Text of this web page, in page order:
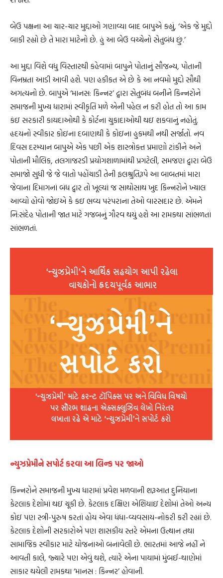
બેઉ પક્ષના આ ચાર-ચાર મુદ્દાઓ ગણાવ્યા બાદ બાપુએ કહ્યું, ‘એક જે મુદ્દો
બાકી રહ્યો છે તે મારા માટેનો છે. હું આ બેઉ વચ્ચેનો સેતુબંધ છું.’
આ મુદ્દા વિશે વધુ વિસ્તારથી કહેવામાં બાપુને પોતાનું સૌજન્ય, પોતાની
વિનમ્રતા આડી આવી હશે. પણ હકીકત એ છે કે આ નવમો મુદ્દો સૌથી
અગત્યનો છે. બાપુએ ‘માનસ: કિન્નર’ દ્વારા સેતુબંધ બનીને કિન્નરોને
સમાજની મુખ્ય ધારામાં સ્વીકૃતિ મળે એની પહેલ ન કરી હોત તો આ કામ
કંઇ સરકારી કાયદાઓથી કે કોર્ટના ચુકાદાઓથી થઇ શકવાનું નહોતું.
હૃદયનો સ્વીકાર કોઇના દબાણથી કે કોઇના હુકમથી નથી સર્જાતો. નવ
દિવસ દરમ્યાન બાપુએ એક પછી એક શાસ્ત્રોક્ત પ્રમાણો ટાંકીને અને
પોતાની મૌલિક, તલગાજરડી પ્રયોગશાળામાંથી પ્રગટેલી, સમજણ દ્વારા બેઉ
સમાજો સુધી જે જે વાતો પહોંચાડી તેની ફલશ્રુતિરૂપે આ બાબતમાં મારા
જેવાના દિમાગનાં બંધ દ્વાર તો ખૂલ્યાં જ સાથોસાથ ખુદ કિન્નરોને ખ્યાલ
આવ્યો હોવો જોઇએ કે કઇ ભવ્ય પરંપરાના તેઓ વારસદાર છે. એમને
નિ:સંદેહ પોતાની જાત માટે ગજબનું ગૌરવ થયું હશે આ રામકથા સાંભળતાં
સાંભળતાં.
ન્યુઝપ્રેમીને સપોર્ટ કરવા આ લિન્ક પર જાઓ
કિન્નરોને સમાજની મુખ્ય ધારામાં પ્રવેશ મળવાની શરૂઆત દુનિયાના
કેટલાક દેશોમાં થઇ ચૂકી છે. કેટલાક દક્ષિણ એશિયાઇ દેશોમાં તેઓ અન્ય
કોઇ પણ સ્ત્રી-પુરુષ કરતાં હોય એવા ધંધા-વ્યવસાય-નોકરી કરી રહ્યાં છે.
કેટલાક દેશોની સરકારોએ પણ શાસકીય સ્તરે એમના ઉત્થાન તથા
સામાજિક સ્વીકાર માટે યોજનાઓ બનાવેલી છે. ભારતમાં આજે નહીં ને
આવતી કાલે, જ્યારે પણ એવું થશે, ત્યારે એના પાયામાં મુંબઈ-થાણેમાં
સાકાર થયેલી રામકથા ‘માનસ : કિન્નર’ હોવાની.